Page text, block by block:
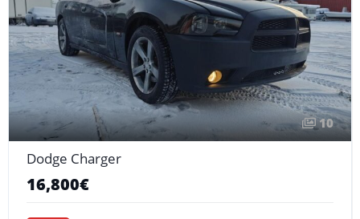
10
Dodge Charger
16,800€